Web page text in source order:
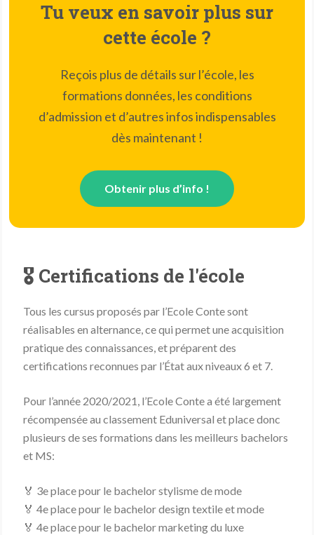
Tu veux en savoir plus sur
cette école ?
Reçois plus de détails sur l’école, les
formations données, les conditions
d’admission et d’autres infos indispensables
dès maintenant !
Obtenir plus d’info !
🎖 Certifications de l'école
Tous les cursus proposés par l’Ecole Conte sont
réalisables en alternance, ce qui permet une acquisition
pratique des connaissances, et préparent des
certifications reconnues par l’État aux niveaux 6 et 7.
Pour l’année 2020/2021, l’Ecole Conte a été largement
récompensée au classement Eduniversal et place donc
plusieurs de ses formations dans les meilleurs bachelors
et MS:
🏅 3eplace pour le bachelor stylisme de mode
🏅 4eplace pour le bachelor design textile et mode
🏅 4eplace pour le bachelor marketing du luxe